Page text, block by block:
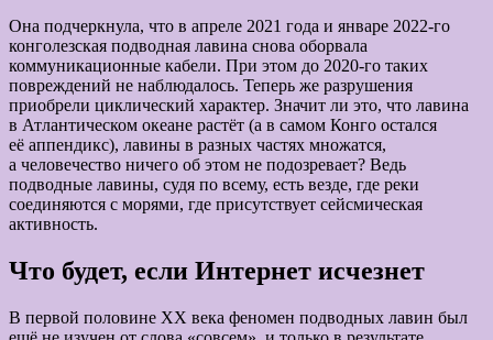
Она подчеркнула, что в апреле 2021 года и январе 2022-го
конголезская подводная лавина снова оборвала
коммуникационные кабели. При этом до 2020-го таких
повреждений не наблюдалось. Теперь же разрушения
приобрели циклический характер. Значит ли это, что лавина
в Атлантическом океане растёт (а в самом Конго остался
её аппендикс), лавины в разных частях множатся,
а человечество ничего об этом не подозревает? Ведь
подводные лавины, судя по всему, есть везде, где реки
соединяются с морями, где присутствует сейсмическая
активность.
Что будет, если Интернет исчезнет
В первой половине XX века феномен подводных лавин был